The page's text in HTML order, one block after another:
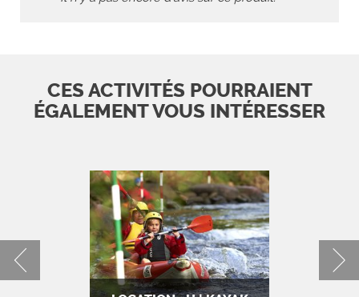
CES ACTIVITÉS POURRAIENT
ÉGALEMENT VOUS INTÉRESSER